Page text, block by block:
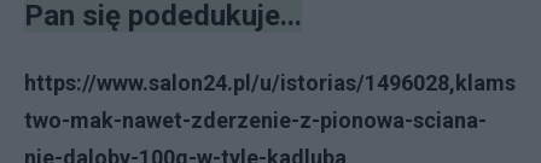
Pan się podedukuje...
https://www.salon24.pl/u/istorias/1496028,klams
two-mak-nawet-zderzenie-z-pionowa-sciana-
nie-daloby-100g-w-tyle-kadluba